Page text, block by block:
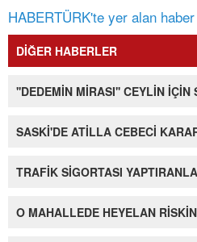
HABERTÜRK'te yer alan haber
DİĞER HABERLER
''DEDEMİN MİRASI'' CEYLİN İÇİN
SASKİ'DE ATİLLA CEBECİ
TRAFİK SİGORTASI
O MAHALLEDE HEYELAN